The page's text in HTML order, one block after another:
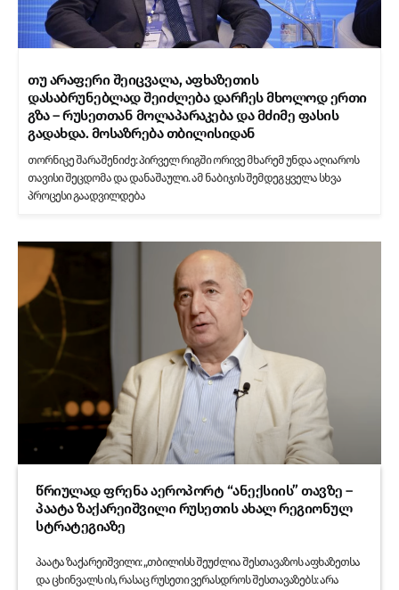
თუ არაფერი შეიცვალა, აფხაზეთის
დასაბრუნებლად შეიძლება დარჩეს მხოლოდ ერთი
გზა – რუსეთთან მოლაპარაკება და მძიმე ფასის
გადახდა. მოსაზრება თბილისიდან
თორნიკე შარაშენიძე: პირველ რიგში ორივე მხარემ უნდა აღიაროს
თავისი შეცდომა და დანაშაული. ამ ნაბიჯის შემდეგ ყველა სხვა
პროცესი გაადვილდება
წრიულად ფრენა აეროპორტ “ანექსიის” თავზე –
პაატა ზაქარეიშვილი რუსეთის ახალ რეგიონულ
სტრატეგიაზე
პაატა ზაქარეიშვილი: „თბილისს შეუძლია შესთავაზოს აფხაზეთსა
და ცხინვალს ის, რასაც რუსეთი ვერასდროს შესთავაზებს: არა